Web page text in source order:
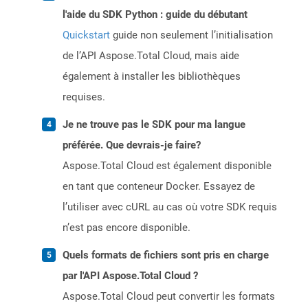
l'aide du SDK Python : guide du débutant
Quickstart guide non seulement l’initialisation
de l’API Aspose.Total Cloud, mais aide
également à installer les bibliothèques
requises.
Je ne trouve pas le SDK pour ma langue
préférée. Que devrais-je faire?
Aspose.Total Cloud est également disponible
en tant que conteneur Docker. Essayez de
l’utiliser avec cURL au cas où votre SDK requis
n’est pas encore disponible.
Quels formats de fichiers sont pris en charge
par l'API Aspose.Total Cloud ?
Aspose.Total Cloud peut convertir les formats